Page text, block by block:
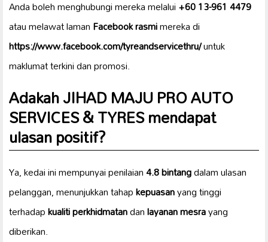
Anda boleh menghubungi mereka melalui+60 13-961 4479
atau melawat lamanFacebook rasmimereka di
https://www.facebook.com/tyreandservicethru/untuk
maklumat terkini dan promosi.
Adakah JIHAD MAJU PRO AUTO
SERVICES & TYRES mendapat
ulasan positif?
Ya, kedai ini mempunyai penilaian4.8 bintangdalam ulasan
pelanggan, menunjukkan tahapkepuasanyang tinggi
terhadapkualiti perkhidmatandanlayanan mesrayang
diberikan.